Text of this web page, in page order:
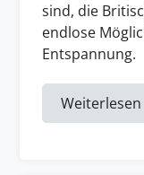
sind, die
endlose
Entspannung.
Weiterlesen